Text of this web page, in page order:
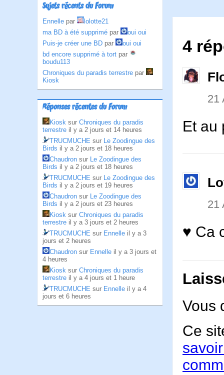
Sujets récents du Forum
Ennelle par
lolotte21
ma BD à été supprimé par
oui oui
Puis-je créer une BD par
oui oui
bd encore supprimé à tort par
boudu113
Chroniques du paradis terrestre par
Kiosk
Réponses récentes du Forum
Kiosk sur Chroniques du paradis
terrestre il y a 2 jours et 14 heures
TRUCMUCHE sur Le Zoodingue des
Birds il y a 2 jours et 18 heures
Chaudron sur Le Zoodingue des
Birds il y a 2 jours et 18 heures
TRUCMUCHE sur Le Zoodingue des
Birds il y a 2 jours et 19 heures
Chaudron sur Le Zoodingue des
Birds il y a 2 jours et 23 heures
Kiosk sur Chroniques du paradis
terrestre il y a 3 jours et 2 heures
TRUCMUCHE sur Ennelle il y a 3
jours et 2 heures
Chaudron sur Ennelle il y a 3 jours et
4 heures
Kiosk sur Chroniques du paradis
terrestre il y a 4 jours et 1 heure
TRUCMUCHE sur Ennelle il y a 4
jours et 6 heures
4
21
Et au
21
♥ Ca
Vous
Ce